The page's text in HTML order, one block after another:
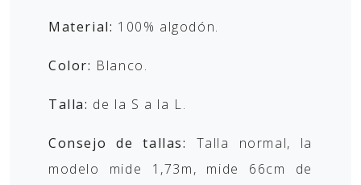
Material: 100% algodón.
Color: Blanco.
Talla: de la S a la L.
Consejo de tallas: Talla normal, la
modelo mide 1,73m, mide 66cm de